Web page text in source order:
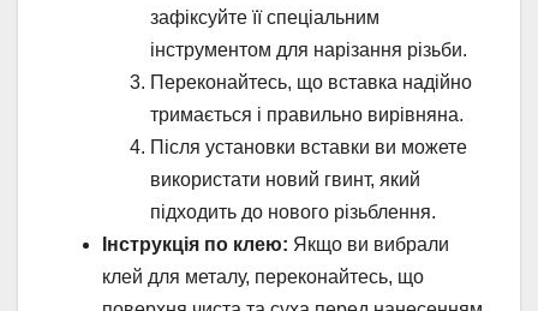
зафіксуйте її спеціальним
інструментом для нарізання різьби.
Переконайтесь, що вставка надійно
тримається і правильно вирівняна.
Після установки вставки ви можете
використати новий гвинт, який
підходить до нового різьблення.
Інструкція по клею: Якщо ви вибрали
клей для металу, переконайтесь, що